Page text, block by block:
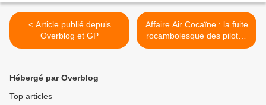
< Article publié depuis
Overblog et GP
Affaire Air Cocaïne : la fuite
rocambolesque des pilotes
français. Bruno Odos et
Hébergé par Overblog
Top articles